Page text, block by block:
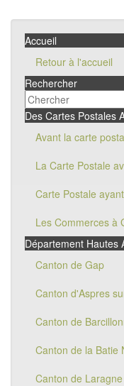
Accueil
Retour à l'accueil
Rechercher
Des Cartes Postales
Avant la carte
La Carte Postale
Carte Postale
Les Commerces à
Département Hautes
Canton de Gap
Canton d'Aspres
Canton de
Canton de la Batie
Canton de Laragne